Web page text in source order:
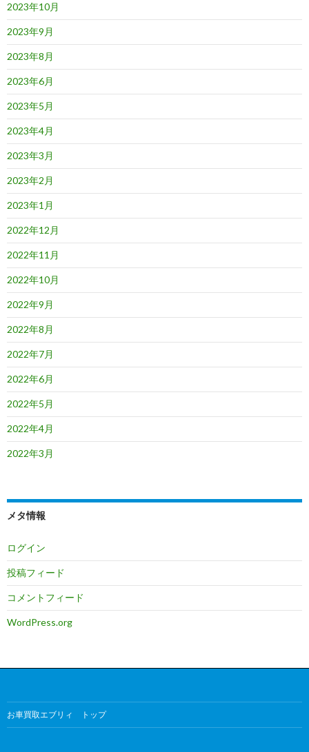
2023年10月
2023年9月
2023年8月
2023年6月
2023年5月
2023年4月
2023年3月
2023年2月
2023年1月
2022年12月
2022年11月
2022年10月
2022年9月
2022年8月
2022年7月
2022年6月
2022年5月
2022年4月
2022年3月
メタ情報
ログイン
投稿フィード
コメントフィード
WordPress.org
お車買取エブリィ トップ